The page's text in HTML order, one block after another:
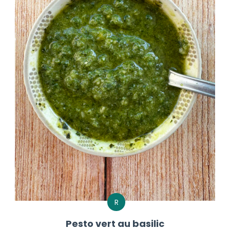
R
Pesto vert au basilic